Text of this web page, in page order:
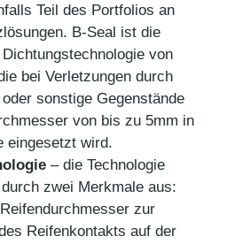
Teil des Portfolios an
B-Seal ist die
von
bei Verletzungen durch
sonstige Gegenstände
von bis zu 5mm in
eingesetzt wird.
– die Technologie
zwei Merkmale aus:
zur
Reifenkontakts auf der